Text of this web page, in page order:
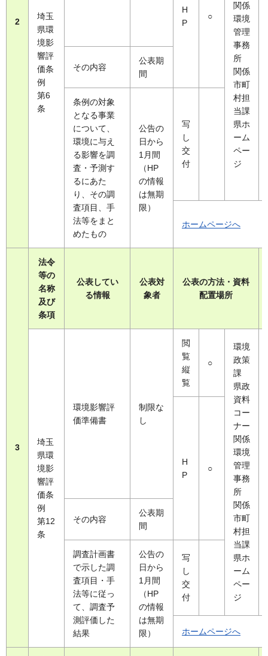
2
埼玉
県環
境影
響評
価条
例
第6
条
関係
環境
管理
事務
所
関係
市町
村担
当課
県ホ
ーム
ペー
ジ
H
P
○
その内容
公表期
間
条例の対象
となる事業
について、
環境に与え
る影響を調
査・予測す
るにあた
り、その調
査項目、手
法等をまと
めたもの
公告の
日から
1月間
（HP
の情報
は無期
限）
写
し
交
付
ホームページへ
3
法令
等の
名称
及び
条項
公表してい
る情報
公表対
象者
公表の方法・資料
配置場所
埼玉
県環
境影
響評
価条
例
第12
条
環境影響評
価準備書
制限な
し
閲
覧
縦
覧
○
環境
政策
課
県政
資料
コー
ナー
関係
環境
管理
事務
所
関係
市町
村担
当課
県ホ
ーム
ペー
ジ
H
P
○
その内容
公表期
間
調査計画書
で示した調
査項目・手
法等に従っ
て、調査予
測評価した
結果
公告の
日から
1月間
（HP
の情報
は無期
限）
写
し
交
付
ホームページへ